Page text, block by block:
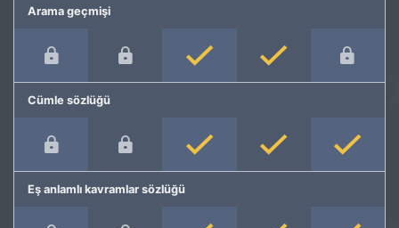
Arama geçmişi
Cümle sözlüğü
Eş anlamlı kavramlar sözlüğü